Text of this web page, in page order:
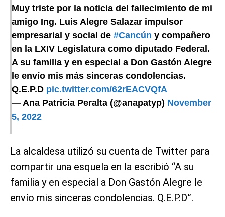
Muy triste por la noticia del fallecimiento de mi
amigo Ing. Luis Alegre Salazar impulsor
empresarial y social de #Cancún y compañero
en la LXIV Legislatura como diputado Federal.
A su familia y en especial a Don Gastón Alegre
le envío mis más sinceras condolencias.
Q.E.P.D pic.twitter.com/62rEACVQfA
— Ana Patricia Peralta (@anapatyp) November
5, 2022
La alcaldesa utilizó su cuenta de Twitter para
compartir una esquela en la escribió “A su
familia y en especial a Don Gastón Alegre le
envío mis sinceras condolencias. Q.E.P.D”.